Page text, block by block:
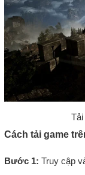
Cách tải game
Bước 1: Truy cập